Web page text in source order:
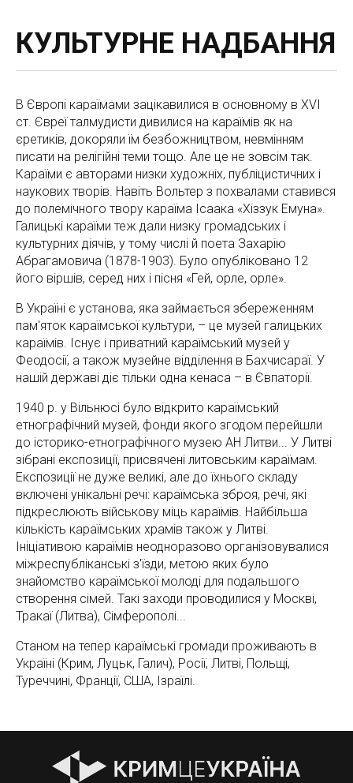
КУЛЬТУРНЕ НАДБАННЯ
В Європі караїмами зацікавилися в основному в XVІ
ст. Євреї талмудисти дивилися на караїмів як на
єретиків, докоряли їм безбожництвом, невмінням
писати на релігійні теми тощо. Але це не зовсім так.
Караїми є авторами низки художніх, публіцистичних і
наукових творів. Навіть Вольтер з похвалами ставився
до полемічного твору караїма Ісаака «Хіззук Емуна».
Галицькі караїми теж дали низку громадських і
культурних діячів, у тому числі й поета Захapiю
Абрагамовича (1878-1903). Було опубліковано 12
його віршів, серед них і пісня «Гей, орле, орле».
В Україні є установа, яка займається збереженням
пам'яток караїмської культури, – це музей галицьких
караїмів. Існує і приватний караїмський музей у
Феодосії, а також музейне відділення в Бахчисараї. У
нашій державі діє тільки одна кенаса – в Євпаторії.
1940 р. у Вільнюсі було відкрито караїмський
етнографічний музей, фонди якого згодом перейшли
до історико-етнографічного музею АН Литви... У Литві
зібрані експозиції, присвячені литовським караїмам.
Експозиції не дуже великі, але до їхнього складу
включені унікальні речі: караїмська зброя, речі, які
підкреслюють військову міць караїмів. Найбільша
кількість караїмських храмів також у Литві.
Ініціативою караїмів неодноразово організовувалися
міжреспубліканські з'їзди, метою яких було
знайомство караїмської молоді для подальшого
створення сімей. Такі заходи проводилися у Москві,
Тракаї (Литва), Сімферополі...
Станом на тепер караїмські громади проживають в
Україні (Крим, Луцьк, Галич), Росії, Литві, Польщі,
Туреччині, Франції, США, Ізраїлі.